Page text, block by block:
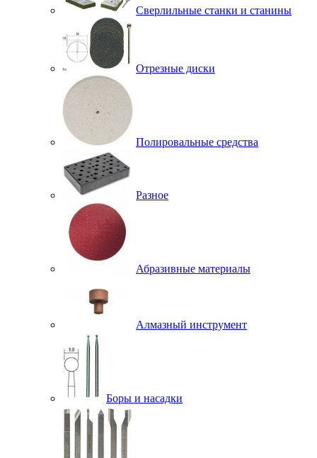
Сверлильные станки и станины
Отрезные диски
Полировальные средства
Разное
Абразивные материалы
Алмазный инструмент
Боры и насадки